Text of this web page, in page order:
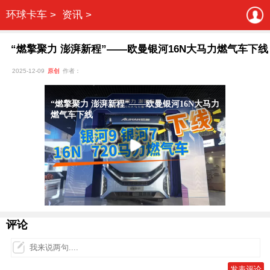
环球卡车 > 资讯 >
“燃擎聚力 澎湃新程”——欧曼银河16N大马力燃气车下线
2025-12-09 原创 作者：
评论